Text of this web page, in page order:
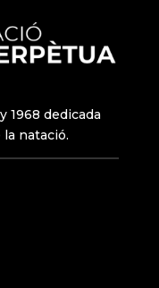
1968 dedicada
natació.